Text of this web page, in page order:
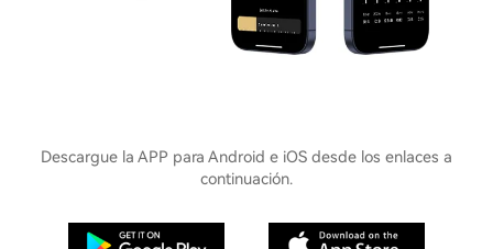
Descargue la APP para Android e iOS desde los enlaces a
continuación.